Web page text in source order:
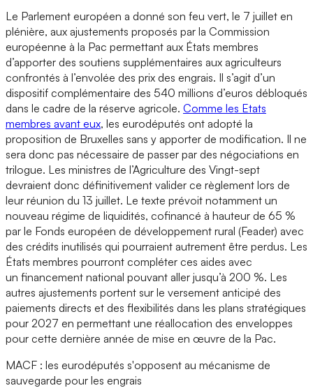
Le Parlement européen a donné son feu vert, le 7 juillet en
plénière, aux ajustements proposés par la Commission
européenne à la Pac permettant aux États membres
d’apporter des soutiens supplémentaires aux agriculteurs
confrontés à l’envolée des prix des engrais. Il s’agit d’un
dispositif complémentaire des 540 millions d’euros débloqués
dans le cadre de la réserve agricole. Comme les Etats
membres avant eux, les eurodéputés ont adopté la
proposition de Bruxelles sans y apporter de modification. Il ne
sera donc pas nécessaire de passer par des négociations en
trilogue. Les ministres de l’Agriculture des Vingt-sept
devraient donc définitivement valider ce règlement lors de
leur réunion du 13 juillet. Le texte prévoit notamment un
nouveau régime de liquidités, cofinancé à hauteur de 65 %
par le Fonds européen de développement rural (Feader) avec
des crédits inutilisés qui pourraient autrement être perdus. Les
États membres pourront compléter ces aides avec
un financement national pouvant aller jusqu’à 200 %. Les
autres ajustements portent sur le versement anticipé des
paiements directs et des flexibilités dans les plans stratégiques
pour 2027 en permettant une réallocation des enveloppes
pour cette dernière année de mise en œuvre de la Pac.
MACF : les eurodéputés s'opposent au mécanisme de
sauvegarde pour les engrais